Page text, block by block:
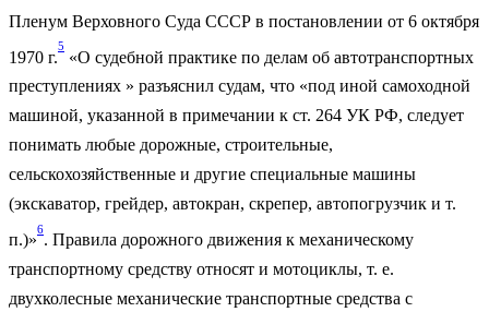
Пленум Верховного Суда СССР в постановлении от 6 октября
1970 г.
5
«О судебной практике по делам об автотранспортных
преступлениях » разъяснил судам, что «под иной самоходной
машиной, указанной в примечании к ст. 264 УК РФ, следует
понимать любые дорожные, строительные,
сельскохозяйственные и другие специальные машины
(экскаватор, грейдер, автокран, скрепер, автопогрузчик и т.
п.)»
6
. Правила дорожного движения к механическому
транспортному средству относят и мотоциклы, т. е.
двухколесные механические транспортные средства с